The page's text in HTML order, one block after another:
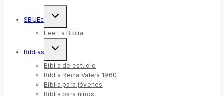
SBUEc
Lee La Biblia
Biblias
Biblia de estudio
Biblia Reina Valera 1960
Biblia para jóvenes
Biblia para niños